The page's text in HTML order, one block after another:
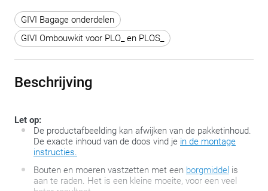
GIVI Bagage onderdelen
GIVI Ombouwkit voor PLO_ en PLOS_
Beschrijving
Let op:
De productafbeelding kan afwijken van de pakketinhoud.
De exacte inhoud van de doos vind je in de montage
instructies.
Bouten en moeren vastzetten met een borgmiddel is
aan te raden. Het is een kleine moeite, voor een veel